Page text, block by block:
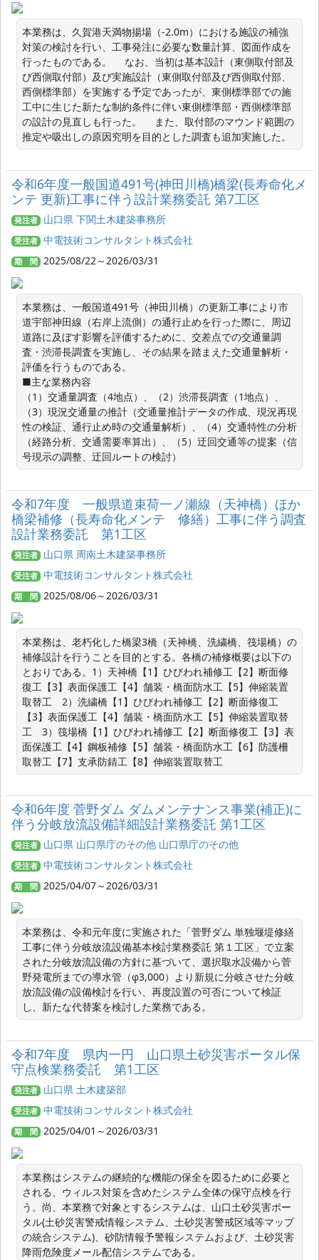
本業務は、久賀港天満物揚場（-2.0m）における施設の補強
対策の検討を行い、工事発注に必要な数量計算、図面作成を
行ったものである。 　なお、当初は基本設計（東側取付部及
び西側取付部）及び実施設計（東側取付部及び西側取付部、
西側標準部）を実施する予定であったが、東側標準部での施
工中に生じた新たな制約条件に伴い東側標準部・西側標準部
の設計の見直しも行った。 　また、取付部のマウンド範囲の
推定や吸出しの原因究明を目的とした調査も追加実施した。
令和6年度一般国道491号(神田川橋)橋梁(長寿命化メ
ンテ 更新)工事に伴う設計業務委託 第7工区
発注者 山口県 下関土木建築事務所
受注者 中電技術コンサルタント株式会社
期 間 2025/08/22～2026/03/31
本業務は、一般国道491号（神田川橋）の更新工事により市
道宇部神田線（右岸上流側）の通行止めを行った際に、周辺
道路に及ぼす影響を評価するために、交差点での交通量調
査・渋滞長調査を実施し、その結果を踏まえた交通量解析・
評価を行うものである。
■主な業務内容
（1）交通量調査（4地点）、（2）渋滞長調査（1地点）、
（3）現況交通量の推計（交通量推計データの作成、現況再現
性の検証、通行止め時の交通量解析）、（4）交通特性の分析
（経路分析、交通需要率算出）、（5）迂回交通等の提案（信
号現示の調整、迂回ルートの検討）
令和7年度 一般県道束荷一ノ瀬線（天神橋）ほか
橋梁補修（長寿命化メンテ 修繕）工事に伴う調査
設計業務委託 第1工区
発注者 山口県 周南土木建築事務所
受注者 中電技術コンサルタント株式会社
期 間 2025/08/06～2026/03/31
本業務は、老朽化した橋梁3橋（天神橋、洗繍橋、筏場橋）の
補修設計を行うことを目的とする。各橋の補修概要は以下の
とおりである。1）天神橋【1】ひびわれ補修工【2】断面修
復工【3】表面保護工【4】舗装・橋面防水工【5】伸縮装置
取替工　2）洗繍橋【1】ひびわれ補修工【2】断面修復工
【3】表面保護工【4】舗装・橋面防水工【5】伸縮装置取替
工　3）筏場橋【1】ひびわれ補修工【2】断面修復工【3】表
面保護工【4】鋼板補修【5】舗装・橋面防水工【6】防護柵
取替工【7】支承防錆工【8】伸縮装置取替工
令和6年度 菅野ダム ダムメンテナンス事業(補正)に
伴う分岐放流設備詳細設計業務委託 第1工区
発注者 山口県 山口県庁のその他 山口県庁のその他
受注者 中電技術コンサルタント株式会社
期 間 2025/04/07～2026/03/31
本業務は、令和元年度に実施された「菅野ダム 単独堰堤修繕
工事に伴う分岐放流設備基本検討業務委託 第１工区」で立案
された分岐放流設備の方針に基づいて、選択取水設備から菅
野発電所までの導水管（φ3,000）より新規に分岐させた分岐
放流設備の設備検討を行い、再度設置の可否について検証
し、新たな代替案を検討した業務である。
令和7年度 県内一円 山口県土砂災害ポータル保
守点検業務委託 第1工区
発注者 山口県 土木建築部
受注者 中電技術コンサルタント株式会社
期 間 2025/04/01～2026/03/31
本業務はシステムの継続的な機能の保全を図るために必要と
される、ウィルス対策を含めたシステム全体の保守点検を行
う。尚、本業務で対象とするシステムは、山口土砂災害ポー
タル(土砂災害警戒情報システム、土砂災害警戒区域等マップ
の統合システム)、砂防情報予警報システムおよび、土砂災害
降雨危険度メール配信システムである。